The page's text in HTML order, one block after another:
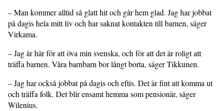
– Man kommer alltid så glatt hit och går hem glad. Jag har jobbat
på dagis hela mitt liv och har saknat kontakten till barnen, säger
Virkama.
– Jag är här för att öva min svenska, och för att det är roligt att
träffa barnen. Våra barnbarn bor långt borta, säger Tikkunen.
– Jag har också jobbat på dagis och eftis. Det är fint att komma ut
och träffa folk. Det blir ensamt hemma som pensionär, säger
Wilenius.